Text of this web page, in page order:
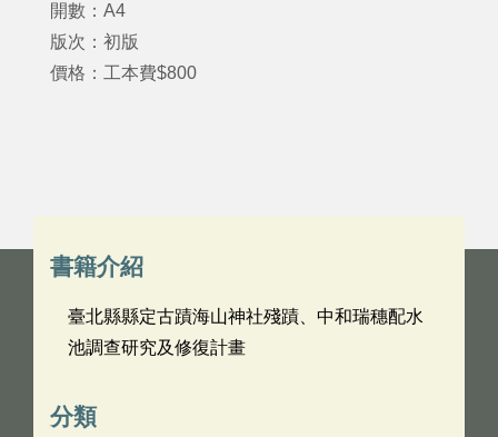
開數：A4
版次：初版
價格：工本費$800
書籍介紹
臺北縣縣定古蹟海山神社殘蹟、中和瑞穗配水
池調查研究及修復計畫
分類